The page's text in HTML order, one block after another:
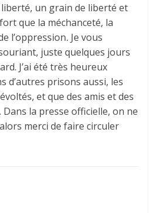
un grain de liberté et
que la méchanceté, la
l’oppression. Je vous
juste quelques jours
J’ai été très heureux
d’autres prisons aussi, les
et que des amis et des
Dans la presse officielle, on ne
merci de faire circuler